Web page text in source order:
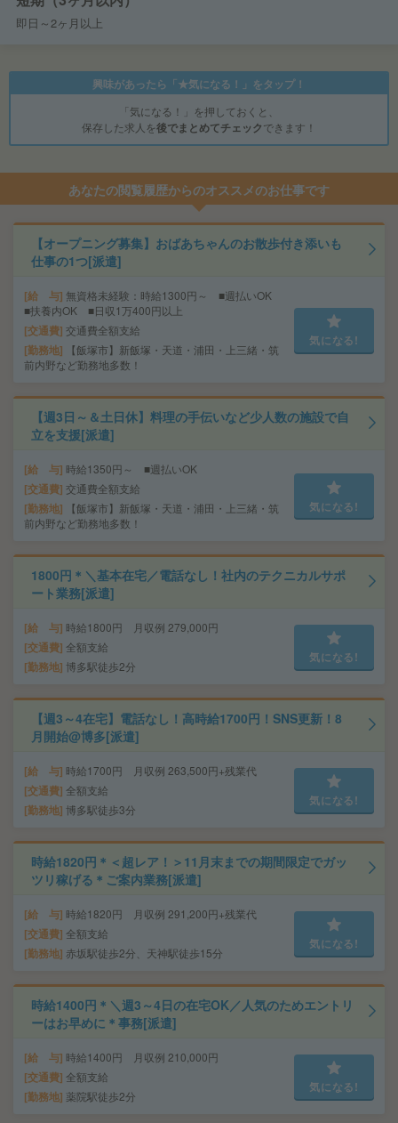
即日～2ヶ月以上
興味があったら「★気になる！」をタップ！
「気になる！」を押しておくと、
保存した求人を後でまとめてチェックできます！
あなたの閲覧履歴からのオススメのお仕事です
【オープニング募集】おばあちゃんのお散歩付き添いも
仕事の1つ[派遣]
給 与 無資格未経験：時給1300円～ ■週払いOK
■扶養内OK ■日収1万400円以上
交通費 交通費全額支給
勤務地
【飯塚市】新飯塚・天道・浦田・上三緒・筑
前内野など勤務地多数！
気になる!
【週3日～＆土日休】料理の手伝いなど少人数の施設で自
立を支援[派遣]
給 与 時給1350円～ ■週払いOK
交通費 交通費全額支給
勤務地
【飯塚市】新飯塚・天道・浦田・上三緒・筑
前内野など勤務地多数！
気になる!
1800円＊＼基本在宅／電話なし！社内のテクニカルサポ
ート業務[派遣]
給 与 時給1800円 月収例 279,000円
交通費 全額支給
勤務地 博多駅徒歩2分
気になる!
【週3～4在宅】電話なし！高時給1700円！SNS更新！8
月開始@博多[派遣]
給 与 時給1700円 月収例 263,500円+残業代
交通費 全額支給
勤務地 博多駅徒歩3分
気になる!
時給1820円＊＜超レア！＞11月末までの期間限定でガッ
ツリ稼げる＊ご案内業務[派遣]
給 与 時給1820円 月収例 291,200円+残業代
交通費 全額支給
勤務地 赤坂駅徒歩2分、天神駅徒歩15分
気になる!
時給1400円＊＼週3～4日の在宅OK／人気のためエントリ
ーはお早めに＊事務[派遣]
給 与 時給1400円 月収例 210,000円
交通費 全額支給
勤務地 薬院駅徒歩2分
気になる!